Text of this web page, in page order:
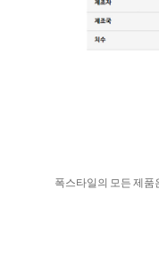
폭스타일의 모든 제품